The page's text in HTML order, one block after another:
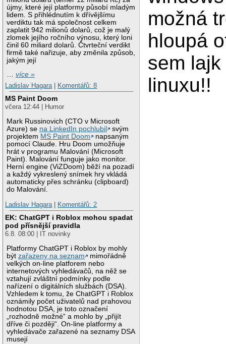
újmy, které její platformy působí mladým
lidem. S přihlédnutím k dřívějšímu
verdiktu tak má společnost celkem
zaplatit 942 milionů dolarů, což je malý
zlomek jejího ročního výnosu, který loni
činil 60 miliard dolarů. Čtvrteční verdikt
firmě také nařizuje, aby změnila způsob,
jakým její
…více »
Ladislav Hagara
Komentářů: 8
MS Paint Doom
včera 12:44 | Humor
Mark Russinovich (CTO v Microsoft
Azure) se na LinkedIn pochlubil
svým
projektem MS Paint Doom
napsaným
pomocí Claude. Hru Doom umožňuje
hrát v programu Malování (Microsoft
Paint). Malování funguje jako monitor.
Herní engine (ViZDoom) běží na pozadí
a každý vykreslený snímek hry vkládá
automaticky přes schránku (clipboard)
do Malování.
Ladislav Hagara
Komentářů: 2
EK: ChatGPT i Roblox mohou spadat
pod přísnější pravidla
6.8. 08:00 | IT novinky
Platformy ChatGPT i Roblox by mohly
býtzařazeny na seznam
mimořádně
velkých on-line platforem nebo
internetových vyhledávačů, na něž se
vztahují zvláštní podmínky podle
nařízení o digitálních službách (DSA).
Vzhledem k tomu, že ChatGPT i Roblox
oznámily počet uživatelů nad prahovou
hodnotou DSA, je toto označení
„rozhodně možné“ a mohlo by „přijít
dříve či později“. On-line platformy a
vyhledávače zařazené na seznamy DSA
musejí
možná
hloupá
sem
linuxu!!